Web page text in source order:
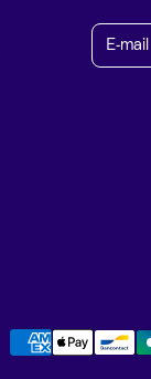
E-mail